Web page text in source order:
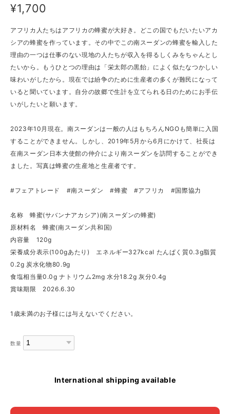
¥1,700
アフリカ人たちはアフリカの蜂蜜が大好き。どこの国でもだいたいアカ
シアの蜂蜜を作っています。その中でこの南スーダンの蜂蜜を輸入した
理由の一つは仕事のない現地の人たちが収入を得るしくみをちゃんとし
たいから。もうひとつの理由は「栄太郎の黒飴」によく似たなつかしい
味わいがしたから。現在では紛争のために生産者の多くが難民になって
いると聞いています。自分の故郷で生計を立てられる日のためにお手伝
いがしたいと願います。
2023年10月現在。南スーダンは一般の人はもちろんNGOも簡単に入国
することができません。しかし、2019年5月から6月にかけて、社長は
在南スーダン日本大使館の仲介により南スーダンを訪問することができ
ました。写真は蜂蜜の生産地と生産者です。
#フェアトレード #南スーダン #蜂蜜 #アフリカ #国際協力
名称 蜂蜜(サバンナアカシア)(南スーダンの蜂蜜)
原材料名 蜂蜜(南スーダン共和国)
内容量 120g
栄養成分表示(100gあたり) エネルギー327kcal たんぱく質0.3g脂質
0.2g 炭水化物80.9g
食塩相当量0.0g ナトリウム2mg 水分18.2g 灰分0.4g
賞味期限 2026.6.30
1歳未満のお子様には与えないでください。
数量
International shipping available